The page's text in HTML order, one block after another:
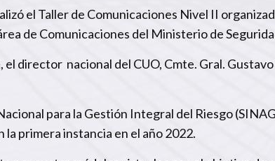
el Taller de Comunicaciones Nivel II
de Comunicaciones del Ministerio de
el director nacional del CUO, Cmte. Gral.
para la Gestión Integral del Riesgo
primera instancia en el año 2022.